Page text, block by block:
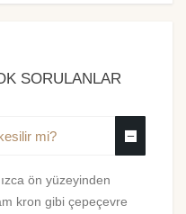
SORULANLAR
mi?
ön yüzeyinden
kron gibi çepeçevre